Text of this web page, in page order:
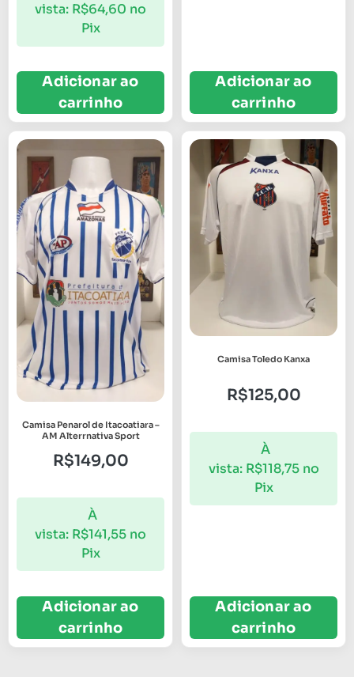
vista: R$64,60 no
Pix
Adicionar ao
carrinho
Adicionar ao
carrinho
Camisa Penarol de Itacoatiara –
AM Alterrnativa Sport
R$149,00
À
vista: R$141,55 no
Pix
Adicionar ao
carrinho
Camisa Toledo Kanxa
R$125,00
À
vista: R$118,75 no
Pix
Adicionar ao
carrinho